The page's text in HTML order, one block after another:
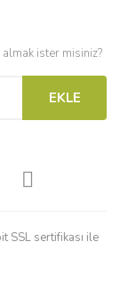
ister misiniz?
EKLE
SSL sertifikası ile